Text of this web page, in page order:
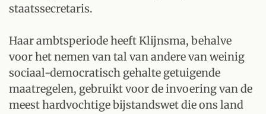
staatssecretaris.
Haar ambtsperiode heeft Klijnsma, behalve
voor het nemen van tal van andere van weinig
sociaal-democratisch gehalte getuigende
maatregelen, gebruikt voor de invoering van de
meest hardvochtige bijstandswet die ons land